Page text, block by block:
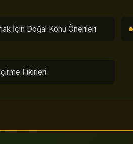
İçin Doğal Konu Önerileri
Fikirleri